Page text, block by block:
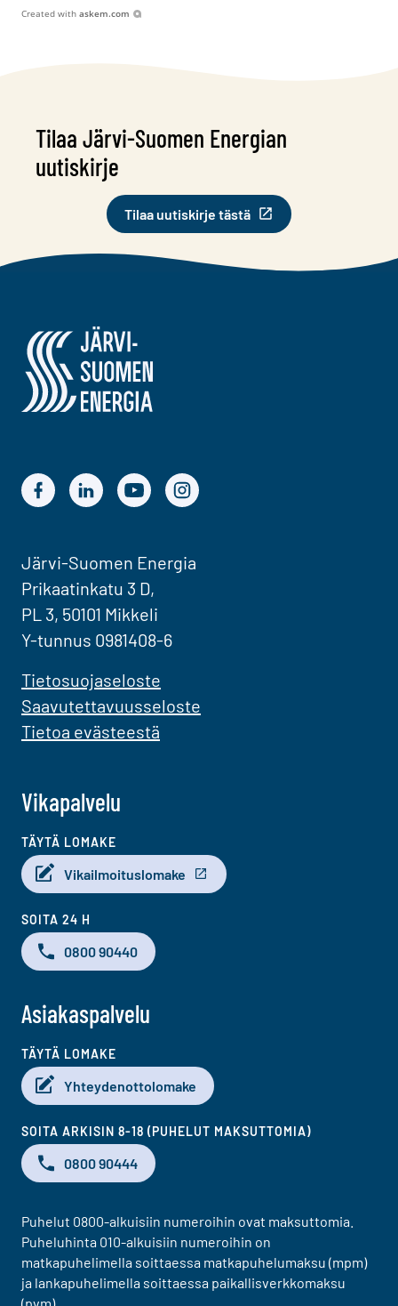
Created with askem.com
Tilaa Järvi-Suomen Energian
uutiskirje
Tilaa uutiskirje tästä
Järvi-Suomen Energia
Järvi-Suomen Energian Facebook
Järvi-Suomen Energian LinkedIn
Järvi-Suomen Energian YouTube
Järvi-Suomen Energian Instagram
Järvi-Suomen Energia
Prikaatinkatu 3 D,
PL 3, 50101 Mikkeli
Y-tunnus 0981408-6
Tietosuojaseloste
Saavutettavuusseloste
Tietoa evästeestä
Vikapalvelu
TÄYTÄ LOMAKE
Vikailmoituslomake
SOITA 24 H
0800 90440
Asiakaspalvelu
TÄYTÄ LOMAKE
Yhteydenottolomake
SOITA ARKISIN 8-18 (PUHELUT MAKSUTTOMIA)
0800 90444
Puhelut 0800-alkuisiin numeroihin ovat maksuttomia.
Puheluhinta 010-alkuisiin numeroihin on
matkapuhelimella soittaessa matkapuhelumaksu (mpm)
ja lankapuhelimella soittaessa paikallisverkkomaksu